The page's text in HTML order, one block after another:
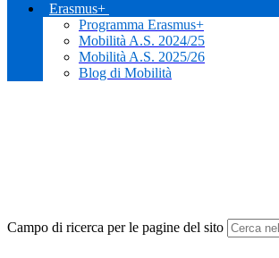
Erasmus+
Programma Erasmus+
Mobilità A.S. 2024/25
Mobilità A.S. 2025/26
Blog di Mobilità
Campo di ricerca per le pagine del sito